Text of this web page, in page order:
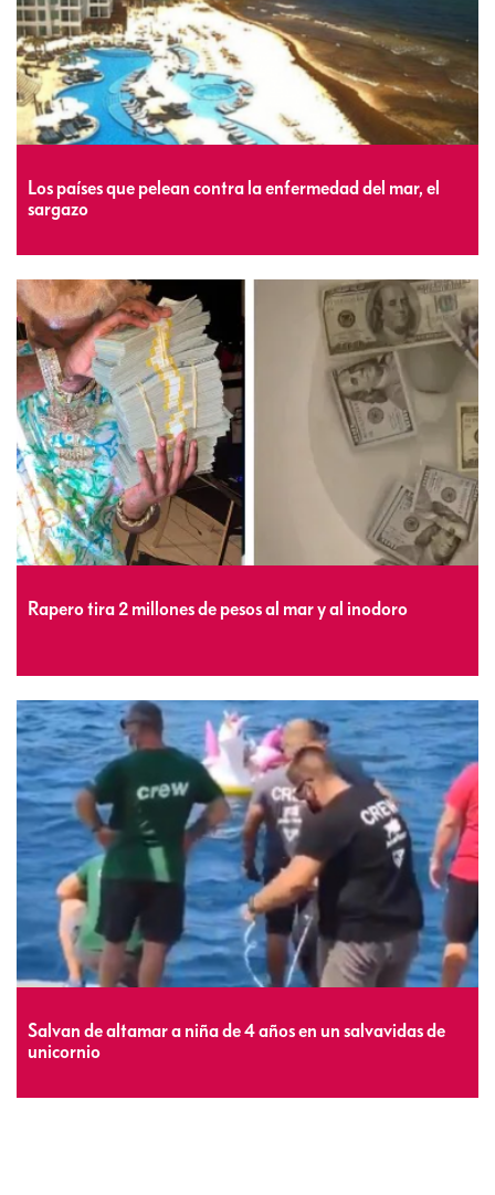
Los países que pelean contra la enfermedad del mar, el
sargazo
Rapero tira 2 millones de pesos al mar y al inodoro
Salvan de altamar a niña de 4 años en un salvavidas de
unicornio